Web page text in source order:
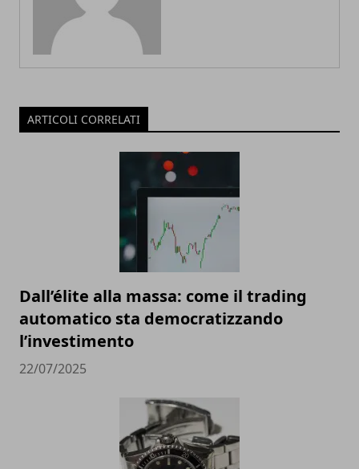
ARTICOLI CORRELATI
Dall’élite alla massa: come il trading
automatico sta democratizzando
l’investimento
22/07/2025